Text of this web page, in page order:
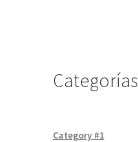
Categorías
Category #1